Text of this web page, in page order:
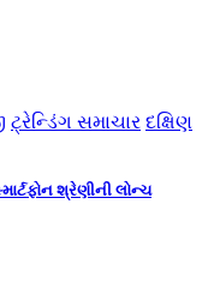
ટ્રેન્ડિંગ સમાચાર દક્ષિણ
શ્રેણીની લોન્ચ